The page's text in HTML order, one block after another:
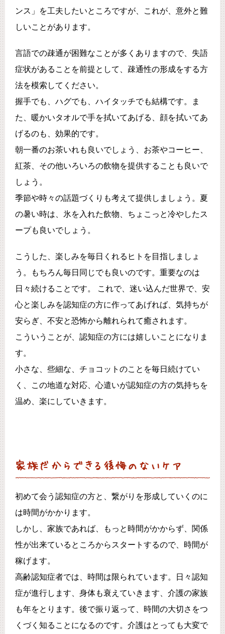
ンス」を工夫したいところですが、これが、意外と難
しいことがあります。
言語での疎通が困難なことが多くありますので、失語
症状があることを前提として、疎通性の形成をする方
法を模索してください。
握手でも、ハグでも、ハイタッチでも結構です。ま
た、暖かいタオルで手を拭いてあげる、顔を拭いてあ
げるのも、効果的です。
朝一番のお茶いれも良いでしょう、お茶やコーヒー、
紅茶、その他いろいろの飲物を提供することも良いで
しょう。
季節や時々の話題づくりも考えて提供しましょう。夏
の暑い時は、氷を入れた飲物、ちょこっと冷やしたス
ープも良いでしょう。
こうした、楽しみを毎日くれるヒトを目指しましょ
う。もちろん毎日同じでも良いのです。重要なのは
日々続けることです。 これで、迷い込んだ世界で、安
心と楽しみを認知症の方に作ってあげれば、気持ちが
安らぎ、不安と恐怖から離れられて癒されます。
こういうことが、認知症の方には嬉しいことになりま
す。
小さな、些細な、チョコットのことを毎日続けてい
く、この地道な対応、心遣いが認知症の方の気持ちを
温め、楽にしていきます。
家族だからできる後悔のないケア
初めて会う認知症の方と、繋がりを形成していくのに
は時間がかかります。
しかし、家族であれば、もっと時間がかからず、関係
性が出来ているところからスタートするので、時間が
稼げます。
高齢認知症者では、時間は限られています。日々認知
症が進行します、身体も衰えていきます、介護の家族
も年をとります。後で振り返って、時間の大切さをつ
くづく知ることになるのです。介護はとっても大変で